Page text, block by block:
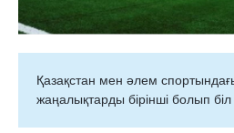
Қазақстан мен әлем
жаңалықтарды бірінші болып біл